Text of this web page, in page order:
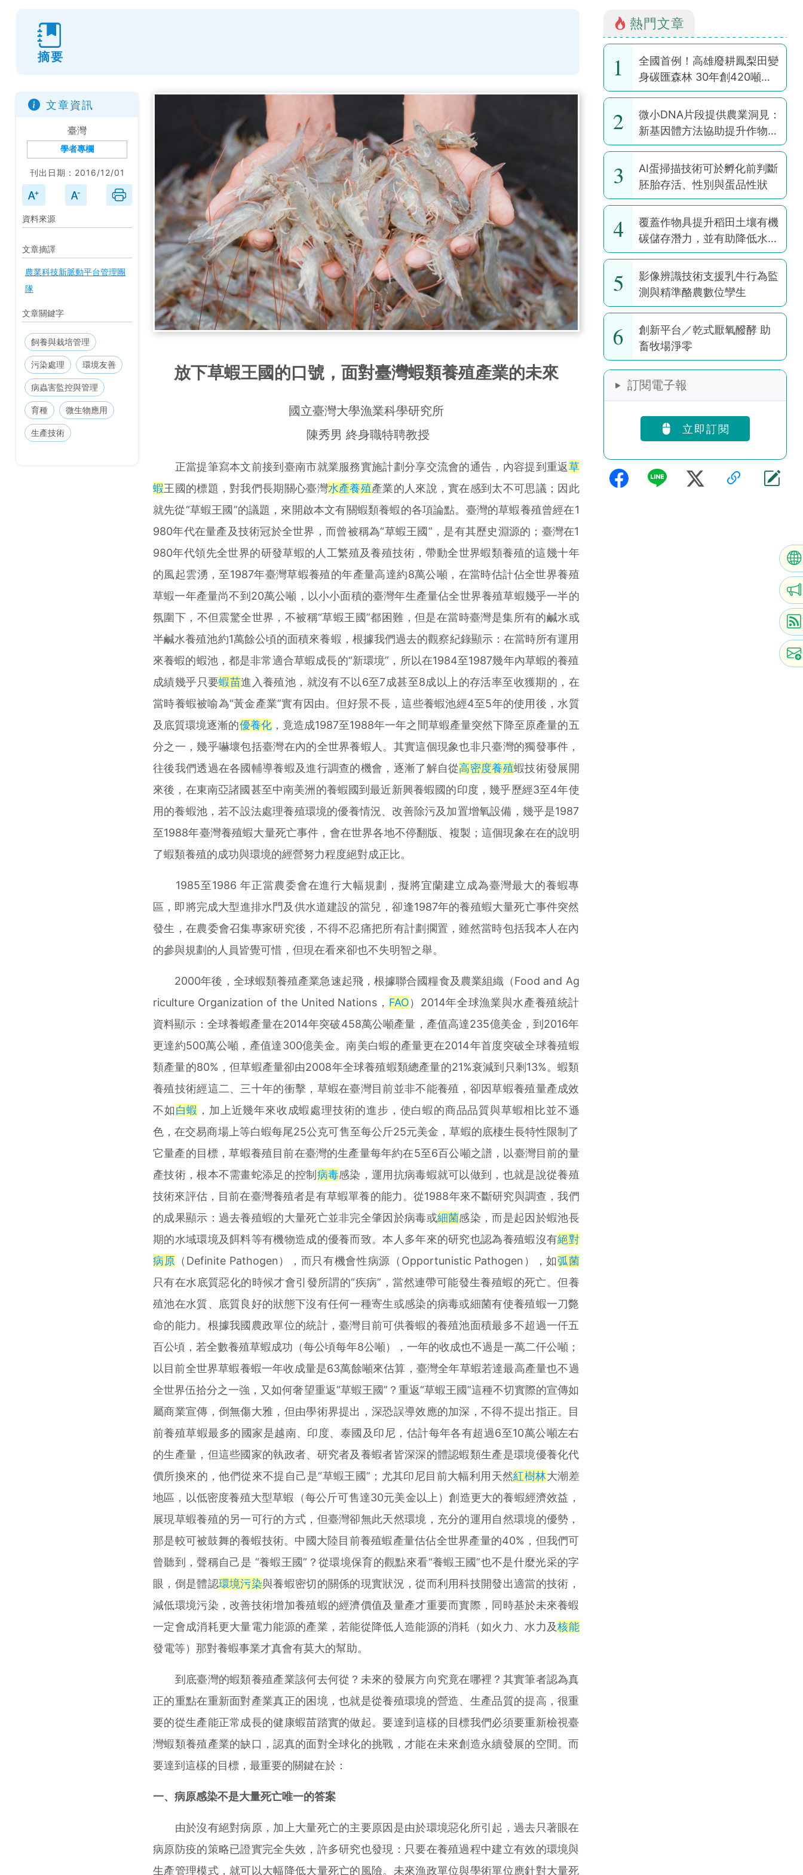
摘要
文章資訊
臺灣
學者專欄
刊出日期：2016/12/01
資料來源
文章摘譯
農業科技新脈動平台管理團
隊
文章關鍵字
飼養與栽培管理
污染處理 環境友善
病蟲害監控與管理
育種 微生物應用
生產技術
放下草蝦王國的口號，面對臺灣蝦類養殖產業的未來
國立臺灣大學漁業科學研究所
陳秀男 終身職特聘教授
正當提筆寫本文前接到臺南市就業服務實施計劃分享交流會的通告，內容提到重返草
蝦王國的標題，對我們長期關心臺灣水產養殖產業的人來說，實在感到太不可思議；因此
就先從“草蝦王國”的議題，來開啟本文有關蝦類養蝦的各項論點。臺灣的草蝦養殖曾經在1
980年代在量產及技術冠於全世界，而曾被稱為“草蝦王國”，是有其歷史淵源的；臺灣在1
980年代領先全世界的研發草蝦的人工繁殖及養殖技術，帶動全世界蝦類養殖的這幾十年
的風起雲湧，至1987年臺灣草蝦養殖的年產量高達約8萬公噸，在當時估計佔全世界養殖
草蝦一年產量尚不到20萬公噸，以小小面積的臺灣年生產量佔全世界養殖草蝦幾乎一半的
氛圍下，不但震驚全世界，不被稱“草蝦王國”都困難，但是在當時臺灣是集所有的鹹水或
半鹹水養殖池約1萬餘公頃的面積來養蝦，根據我們過去的觀察紀錄顯示：在當時所有運用
來養蝦的蝦池，都是非常適合草蝦成長的“新環境”，所以在1984至1987幾年內草蝦的養殖
成績幾乎只要蝦苗進入養殖池，就沒有不以6至7成甚至8成以上的存活率至收獲期的，在
當時養蝦被喻為“黃金產業”實有因由。但好景不長，這些養蝦池經4至5年的使用後，水質
及底質環境逐漸的優養化，竟造成1987至1988年一年之間草蝦產量突然下降至原產量的五
分之一，幾乎嚇壞包括臺灣在內的全世界養蝦人。其實這個現象也非只臺灣的獨發事件，
往後我們透過在各國輔導養蝦及進行調查的機會，逐漸了解自從高密度養殖蝦技術發展開
來後，在東南亞諸國甚至中南美洲的養蝦國到最近新興養蝦國的印度，幾乎歷經3至4年使
用的養蝦池，若不設法處理養殖環境的優養情況、改善除污及加置增氧設備，幾乎是1987
至1988年臺灣養殖蝦大量死亡事件，會在世界各地不停翻版、複製；這個現象在在的說明
了蝦類養殖的成功與環境的經營努力程度絕對成正比。
1985至1986 年正當農委會在進行大幅規劃，擬將宜蘭建立成為臺灣最大的養蝦專
區，即將完成大型進排水門及供水道建設的當兒，卻逢1987年的養殖蝦大量死亡事件突然
發生，在農委會召集專家研究後，不得不忍痛把所有計劃擱置，雖然當時包括我本人在內
的參與規劃的人員皆覺可惜，但現在看來卻也不失明智之舉。
2000年後，全球蝦類養殖產業急速起飛，根據聯合國糧食及農業組織（Food and Ag
riculture Organization of the United Nations， FAO）2014年全球漁業與水產養殖統計
資料顯示：全球養蝦產量在2014年突破458萬公噸產量，產值高達235億美金，到2016年
更達約500萬公噸，產值達300億美金。南美白蝦的產量更在2014年首度突破全球養殖蝦
類產量的80%，但草蝦產量卻由2008年全球養殖蝦類總產量的21%衰減到只剩13%。蝦類
養殖技術經這二、三十年的衝擊，草蝦在臺灣目前並非不能養殖，卻因草蝦養殖量產成效
不如白蝦 ，加上近幾年來收成蝦處理技術的進步，使白蝦的商品品質與草蝦相比並不遜
色，在交易商場上等白蝦每尾25公克可售至每公斤25元美金，草蝦的底棲生長特性限制了
它量產的目標，草蝦養殖目前在臺灣的生產量每年約在5至6百公噸之譜，以臺灣目前的量
產技術，根本不需畫蛇添足的控制 病毒感染，運用抗病毒蝦就可以做到，也就是說從養殖
技術來評估，目前在臺灣養殖者是有草蝦單養的能力。從1988年來不斷研究與調查，我們
的成果顯示：過去養殖蝦的大量死亡並非完全肇因於病毒或細菌感染，而是起因於蝦池長
期的水域環境及餌料等有機物造成的優養而致。本人多年來的研究也認為養殖蝦沒有絕對
病原 （Definite Pathogen），而只有機會性病源（Opportunistic Pathogen），如弧菌
只有在水底質惡化的時候才會引發所謂的“疾病”，當然連帶可能發生養殖蝦的死亡。但養
殖池在水質、底質良好的狀態下沒有任何一種寄生或感染的病毒或細菌有使養殖蝦一刀斃
命的能力。根據我國農政單位的統計，臺灣目前可供養蝦的養殖池面積最多不超過一仟五
百公頃，若全數養殖草蝦成功（每公頃每年8公噸），一年的收成也不過是一萬二仟公噸；
以目前全世界草蝦養蝦一年收成量是63萬餘噸來估算，臺灣全年草蝦若達最高產量也不過
全世界伍拾分之一強，又如何奢望重返“草蝦王國”？重返“草蝦王國”這種不切實際的宣傳如
屬商業宣傳，倒無傷大雅，但由學術界提出，深恐誤導效應的加深，不得不提出指正。目
前養殖草蝦最多的國家是越南、印度、泰國及印尼，估計每年各有超過6至10萬公噸左右
的生產量，但這些國家的執政者、研究者及養蝦者皆深深的體認蝦類生產是環境優養化代
價所換來的，他們從來不提自己是“草蝦王國”；尤其印尼目前大幅利用天然紅樹林大潮差
地區，以低密度養殖大型草蝦（每公斤可售達30元美金以上）創造更大的養蝦經濟效益，
展現草蝦養殖的另一可行的方式，但臺灣卻無此天然環境，充分的運用自然環境的優勢，
那是較可被鼓舞的養蝦技術。中國大陸目前養殖蝦產量估佔全世界產量的40%，但我們可
曾聽到，聲稱自己是 “養蝦王國”？從環境保育的觀點來看“養蝦王國”也不是什麼光采的字
眼，倒是體認環境污染與養蝦密切的關係的現實狀況，從而利用科技開發出適當的技術，
減低環境污染，改善技術增加養殖蝦的經濟價值及量產才重要而實際，同時基於未來養蝦
一定會成消耗更大量電力能源的產業，若能從降低人造能源的消耗（如火力、水力及核能
發電等）那對養蝦事業才真會有莫大的幫助。
到底臺灣的蝦類養殖產業該何去何從？未來的發展方向究竟在哪裡？其實筆者認為真
正的重點在重新面對產業真正的困境，也就是從養殖環境的營造、生產品質的提高，很重
要的從生產能正常成長的健康蝦苗踏實的做起。要達到這樣的目標我們必須要重新檢視臺
灣蝦類養殖產業的缺口，認真的面對全球化的挑戰，才能在未來創造永續發展的空間。而
要達到這樣的目標，最重要的關鍵在於：
一、病原感染不是大量死亡唯一的答案
由於沒有絕對病原，加上大量死亡的主要原因是由於環境惡化所引起，過去只著眼在
病原防疫的策略已證實完全失效，許多研究也發現：只要在養殖過程中建立有效的環境與
生產管理模式，就可以大幅降低大量死亡的風險。未來漁政單位與學術單位應針對大量死
熱門文章
1
全國首例！高雄廢耕鳳梨田變
身碳匯森林 30年創420噸碳
權
2
微小DNA片段提供農業洞見：
新基因體方法協助提升作物韌
性
3
AI蛋掃描技術可於孵化前判斷
胚胎存活、性別與蛋品性狀
4
覆蓋作物具提升稻田土壤有機
碳儲存潛力，並有助降低水稻
耕作全球暖化潛勢
5
影像辨識技術支援乳牛行為監
測與精準酪農數位孿生
6
創新平台／乾式厭氧醱酵 助
畜牧場淨零
訂閱電子報
立即訂閱